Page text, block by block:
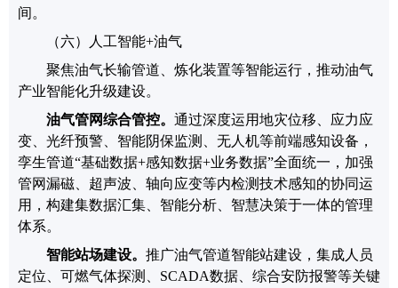
间。
（六）
人工智能+油气
聚焦油气长输管道、炼化装置等智能运行，推动油气
产业智能化升级建设。
油气管网综合管控。 通过深度运用地灾位移、应力应
变、光纤预警、智能阴保监测、无人机等前端感知设备，
孪生管道“基础数据+感知数据+业务数据”全面统一，加强
管网漏磁、超声波、轴向应变等内检测技术感知的协同运
用，构建集数据汇集、智能分析、智慧决策于一体的管理
体系。
智能站场建设。 推广油气管道智能站建设，集成人员
定位、可燃气体探测
SCADA数据 、综合安防报警等关键